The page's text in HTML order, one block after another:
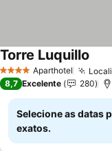
4 EstrelasAparthotel
Torre Luquillo
8,7 Excelente 280
Selecione as datas
exatos.